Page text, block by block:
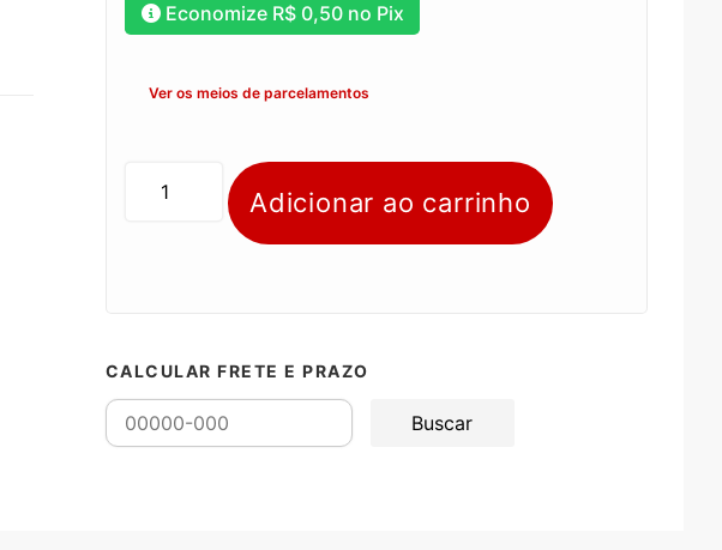
Economize R$0,50no Pix
Ver os meios de parcelamentos
Adicionar ao carrinho
CALCULAR FRETE E PRAZO